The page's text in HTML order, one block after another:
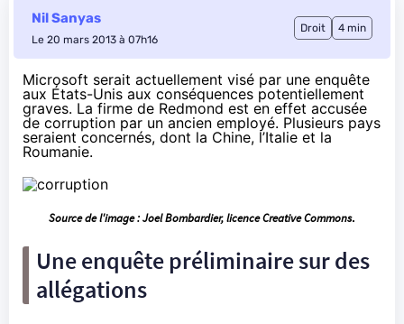
Nil Sanyas
Le 20 mars 2013 à 07h16
Droit 4 min
Microsoft serait actuellement visé par une enquête
aux États-Unis aux conséquences potentiellement
graves. La firme de Redmond est en effet accusée
de corruption par un ancien employé. Plusieurs pays
seraient concernés, dont la Chine, l’Italie et la
Roumanie.
Source de l'image :Joel Bombardier, licence Creative Commons.
Une enquête préliminaire sur des
allégations